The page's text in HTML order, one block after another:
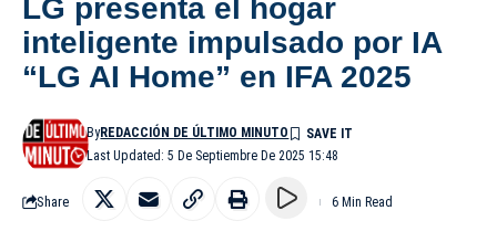
LG presenta el hogar
inteligente impulsado por IA
“LG AI Home” en IFA 2025
Last Updated: 5 De Septiembre De 2025 15:48
ByREDACCIÓN DE ÚLTIMO MINUTO
Share 6 Min Read